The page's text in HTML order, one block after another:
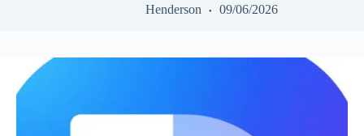
Henderson 09/06/2026